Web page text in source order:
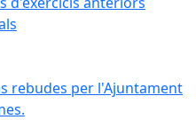
rebudes per l'Ajuntament